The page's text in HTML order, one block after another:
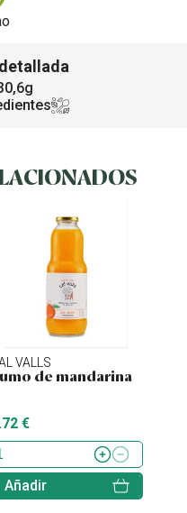
VALLS
de mandarina
€
Añadir